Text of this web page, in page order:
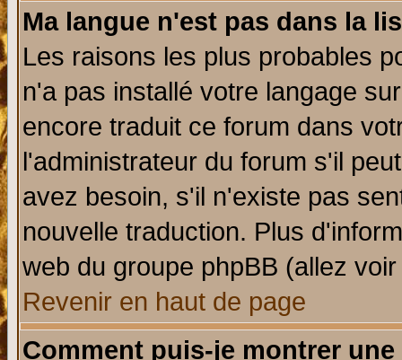
Ma langue n'est pas dans la
Les raisons les plus probables
n'a pas installé votre langage
encore traduit ce forum dans
l'administrateur du forum s'il
avez besoin, s'il n'existe pas
nouvelle traduction. Plus
web du groupe phpBB (allez
Revenir en haut de page
Comment puis-je montrer